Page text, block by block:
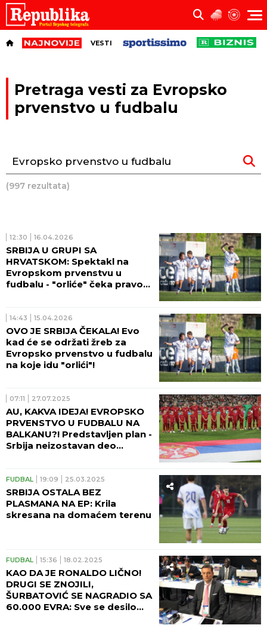
VESTI
Pretraga vesti za Evropsko
prvenstvo u fudbalu
(997 rezultata)
12:30 16.04.2026
SRBIJA U GRUPI SA
HRVATSKOM: Spektakl na
Evropskom prvenstvu u
fudbalu - "orliće" čeka pravo
14:43 15.04.2026
OVO JE SRBIJA ČEKALA! Evo
kad će se održati žreb za
Evropsko prvenstvo u fudbalu
na koje idu "orlići"!
07:11 27.07.2025
AU, KAKVA IDEJA! EVROPSKO
PRVENSTVO U FUDBALU NA
BALKANU?! Predstavljen plan -
Srbija neizostavan deo
FUDBAL 19:09 25.03.2025
SRBIJA OSTALA BEZ
PLASMANA NA EP: Krila
skresana na domaćem terenu
FUDBAL 15:36 18.02.2025
KAO DA JE RONALDO LIČNO!
DRUGI SE ZNOJILI,
ŠURBATOVIĆ SE NAGRADIO SA
60.000 EVRA: Sve se desilo